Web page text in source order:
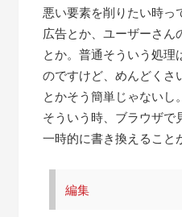
悪い要素を削りたい時っ
広告とか、ユーザーさん
とか。普通そういう処理
のですけど、めんどくさ
とかそう簡単じゃないし。
そういう時、ブラウザで
一時的に書き換えること
編集